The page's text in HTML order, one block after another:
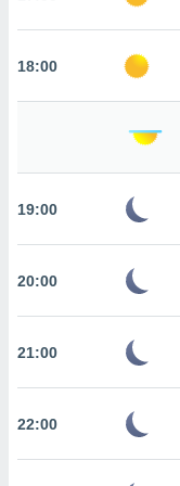
de que
sean
para
ni para
aunque
no
abono
18:00
19:00
20:00
21:00
22:00